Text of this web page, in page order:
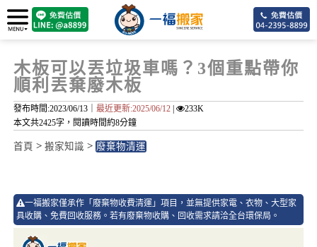
木板可以丟垃圾車嗎？3個重點帶你
順利丟棄廢木板
發布時間:2023/06/13｜ 最近更新:2025/06/12|
233K
本文共2425字，閱讀時間約8分鐘
首頁 > 搬家知識 > 廢棄物清運
一福搬家僅承作「廢棄物收費清運」項目，並無提供家電、衣物、大型家
具收購、免費回收服務。若有廢棄物收購、回收需求請洽全台環保局。